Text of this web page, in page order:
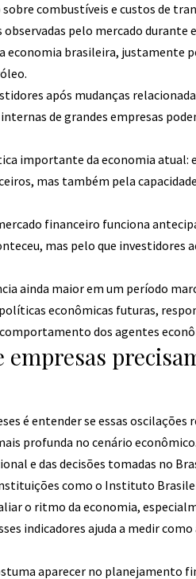
combustíveis e custos de
pelo mercado durante
brasileira, justamente
após mudanças
de grandes empresas
importante da economia atual:
mas também pela
financeiro funciona
mas pelo que investidores
ainda maior em um período
econômicas futuras,
dos agentes
empresas
é entender se essas
profunda no cenário
e das decisões tomadas no
como o Instituto
o ritmo da economia,
indicadores ajuda a medir
aparecer no planejamento